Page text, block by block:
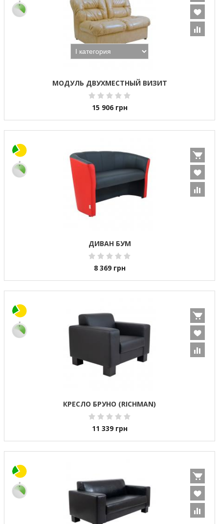
МОДУЛЬ ДВУХМЕСТНЫЙ ВИЗИТ
15 906 грн
ДИВАН БУМ
8 369 грн
КРЕСЛО БРУНО (RICHMAN)
11 339 грн